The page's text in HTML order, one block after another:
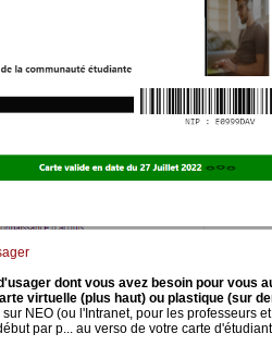
dont vous avez besoin pour vous
virtuelle (plus haut) ou plastique (sur
NEO (ou l'Intranet, pour les professeurs
par p... au verso de votre carte